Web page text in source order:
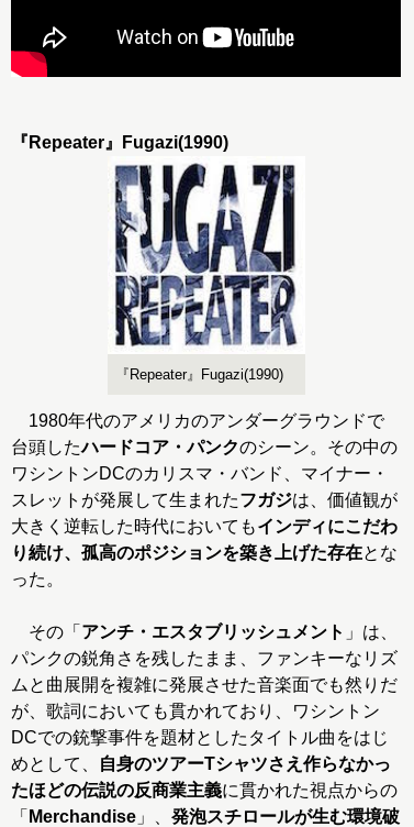
『Repeater』Fugazi(1990)
『Repeater』Fugazi(1990)
1980年代のアメリカのアンダーグラウンドで
台頭したハードコア・パンクのシーン。その中の
ワシントンDCのカリスマ・バンド、マイナー・
スレットが発展して生まれたフガジは、価値観が
大きく逆転した時代においてもインディにこだわ
り続け、孤高のポジションを築き上げた存在とな
った。
その「 アンチ・エスタブリッシュメント 」は、
パンクの鋭角さを残したまま、ファンキーなリズ
ムと曲展開を複雑に発展させた音楽面でも然りだ
が、歌詞においても貫かれており、ワシントン
DCでの銃撃事件を題材としたタイトル曲をはじ
めとして、
自身のツアーTシャツさえ作らなかっ
たほどの伝説の反商業主義に貫かれた視点からの
「 Merchandise 」、 発泡スチロールが生む環境破